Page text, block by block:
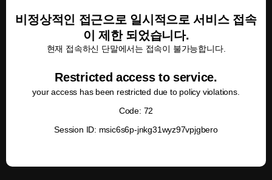
비정상적인 접근으로 일시적으로 서비스 접속
이 제한 되었습니다.
현재 접속하신 단말에서는 접속이 불가능합니다.
Restricted access to service.
your access has been restricted due to policy violations.
Code: 72
Session ID: msic6s6p-jnkg31wyz97vpjgbero